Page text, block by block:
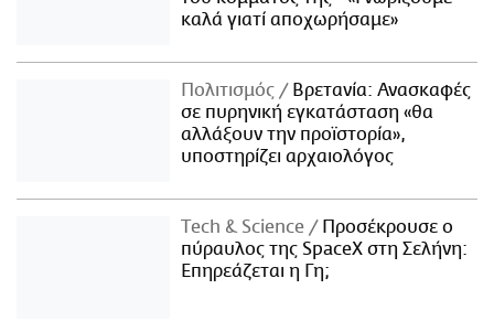
καλά γιατί αποχωρήσαμε»
Πολιτισμός
Βρετανία: Ανασκαφές
σε πυρηνική εγκατάσταση «θα
αλλάξουν την προϊστορία»,
υποστηρίζει αρχαιολόγος
Τech & Science
Προσέκρουσε ο
πύραυλος της SpaceX στη Σελήνη:
Επηρεάζεται η Γη;